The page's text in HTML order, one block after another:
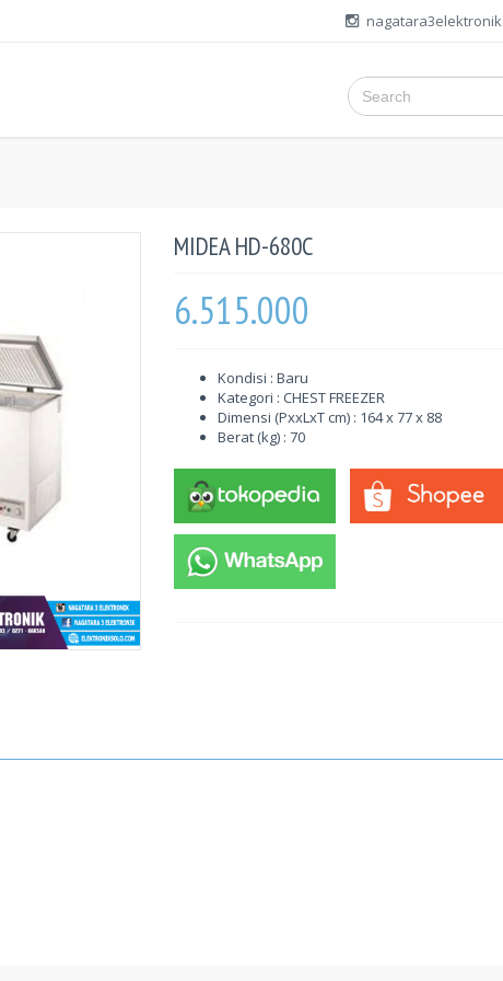
nagatara3elektronik
MIDEA HD-680C
6.515.000
Kondisi : Baru
Kategori : CHEST FREEZER
Dimensi (PxxLxT cm) : 164 x 77 x 88
Berat (kg) : 70